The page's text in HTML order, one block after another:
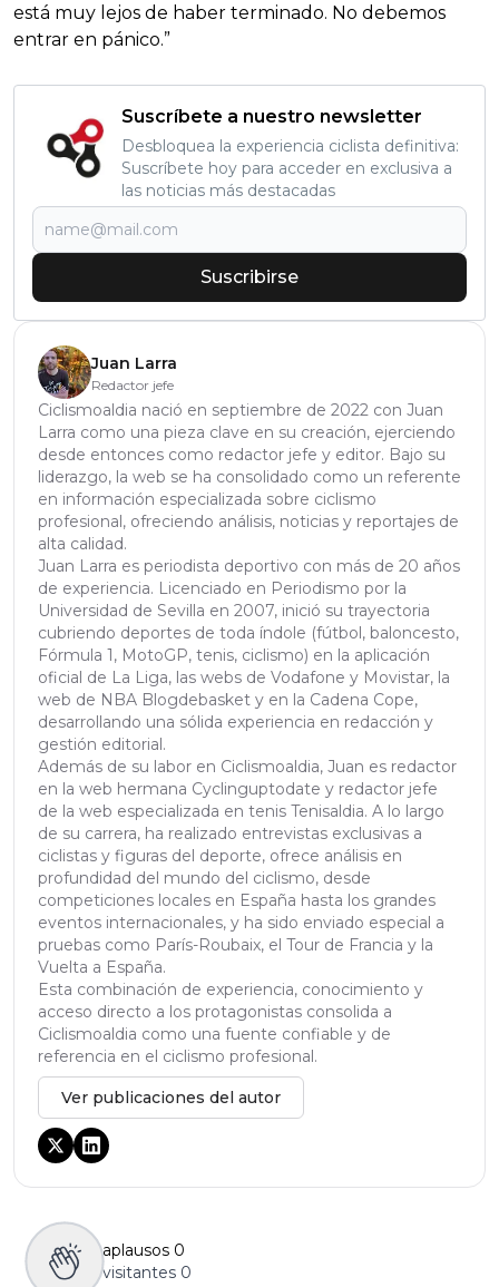
está muy lejos de haber terminado. No debemos
entrar en pánico.”
Suscríbete a nuestro newsletter
Desbloquea la experiencia ciclista definitiva:
Suscríbete hoy para acceder en exclusiva a
las noticias más destacadas
Suscribirse
Juan Larra
Redactor jefe
Ciclismoaldia nació en septiembre de 2022 con Juan
Larra como una pieza clave en su creación, ejerciendo
desde entonces como redactor jefe y editor. Bajo su
liderazgo, la web se ha consolidado como un referente
en información especializada sobre ciclismo
profesional, ofreciendo análisis, noticias y reportajes de
alta calidad.
Juan Larra es periodista deportivo con más de 20 años
de experiencia. Licenciado en Periodismo por la
Universidad de Sevilla en 2007, inició su trayectoria
cubriendo deportes de toda índole (fútbol, baloncesto,
Fórmula 1, MotoGP, tenis, ciclismo) en la aplicación
oficial de La Liga, las webs de Vodafone y Movistar, la
web de NBA Blogdebasket y en la Cadena Cope,
desarrollando una sólida experiencia en redacción y
gestión editorial.
Además de su labor en Ciclismoaldia, Juan es redactor
en la web hermana Cyclinguptodate y redactor jefe
de la web especializada en tenis Tenisaldia. A lo largo
de su carrera, ha realizado entrevistas exclusivas a
ciclistas y figuras del deporte, ofrece análisis en
profundidad del mundo del ciclismo, desde
competiciones locales en España hasta los grandes
eventos internacionales, y ha sido enviado especial a
pruebas como París-Roubaix, el Tour de Francia y la
Vuelta a España.
Esta combinación de experiencia, conocimiento y
acceso directo a los protagonistas consolida a
Ciclismoaldia como una fuente confiable y de
referencia en el ciclismo profesional.
Ver publicaciones del autor
aplausos 0
visitantes 0